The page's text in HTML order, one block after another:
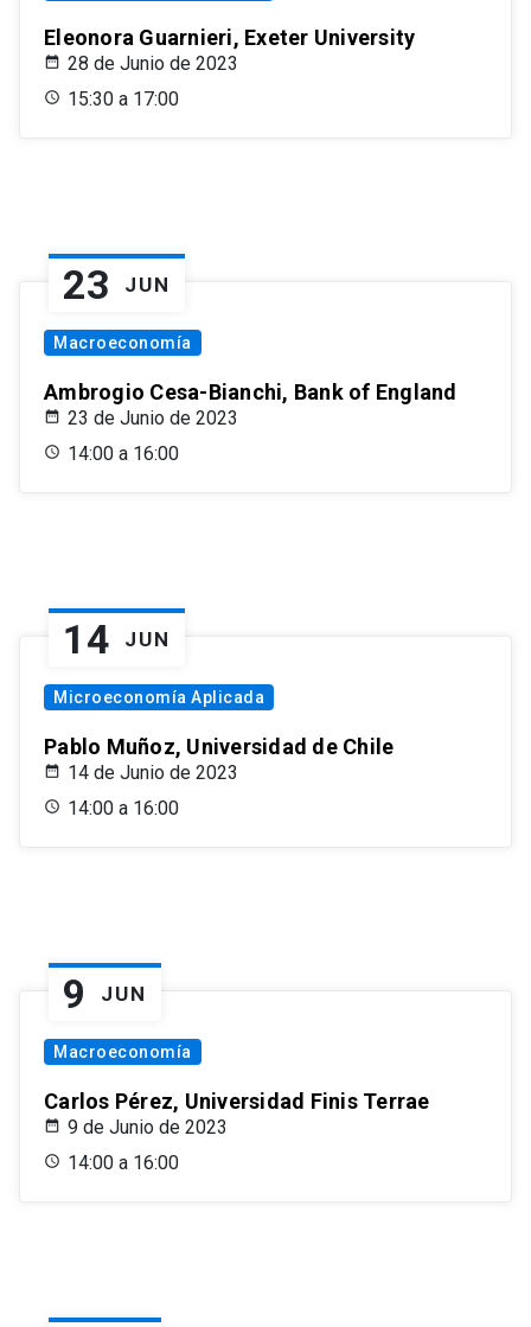
Eleonora Guarnieri, Exeter University
28 de Junio de 2023
15:30 a 17:00
23 JUN
Macroeconomía
Ambrogio Cesa-Bianchi, Bank of England
23 de Junio de 2023
14:00 a 16:00
14 JUN
Microeconomía Aplicada
Pablo Muñoz, Universidad de Chile
14 de Junio de 2023
14:00 a 16:00
9 JUN
Macroeconomía
Carlos Pérez, Universidad Finis Terrae
9 de Junio de 2023
14:00 a 16:00